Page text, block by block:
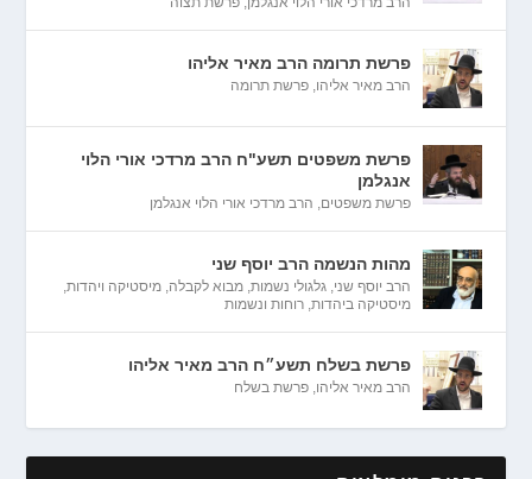
פרשת תרומה הרב מאיר אליהו
הרב מאיר אליהו,פרשת תרומה
פרשת משפטים תשע"ח הרב מרדכי אורי הלוי
אנגלמן
פרשת משפטים, הרב מרדכי אורי הלוי אנגלמן
מהות הנשמה הרב יוסף שני
הרב יוסף שני,גלגולי נשמות,מבוא לקבלה,מיסטיקה ויהדות,
מיסטיקה ביהדות,רוחות ונשמות
פרשת בשלח תשע״ח הרב מאיר אליהו
הרב מאיר אליהו,פרשת בשלח